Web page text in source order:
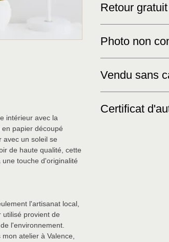
intérieur avec la
papier découpé
avec un soleil se
de haute qualité, cette
touche d'originalité
l'artisanat local,
utilisé provient de
l'environnement.
atelier à Valence,
Retour
Photo non
indicatif seulement.
leur charme unique.
Vendu sans
classique avec un
Certificat